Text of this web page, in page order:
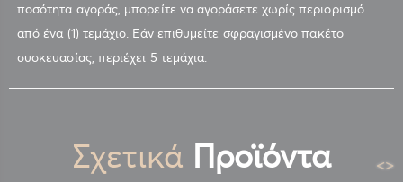
ποσότητα αγοράς, μπορείτε να αγοράσετε χωρίς περιορισμό
από ένα (1) τεμάχιο. Εάν επιθυμείτε σφραγισμένο πακέτο
συσκευασίας, περιέχει 5 τεμάχια.
Σχετικά Προϊόντα <>